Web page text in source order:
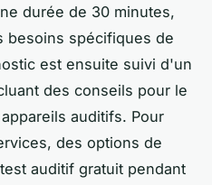
durée de 30 minutes,
besoins spécifiques de
est ensuite suivi d'un
des conseils pour le
auditifs. Pour
des options de
auditif gratuit pendant